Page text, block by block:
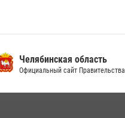
Челябинская область
Официальный сайт Правительства